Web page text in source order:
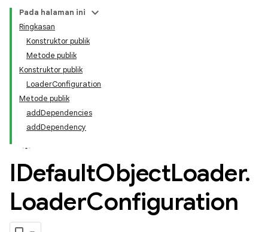
Pada halaman ini
Ringkasan
Konstruktor publik
Metode publik
Konstruktor publik
LoaderConfiguration
Metode publik
addDependencies
addDependency
IDefaultObjectLoader.
LoaderConfiguration